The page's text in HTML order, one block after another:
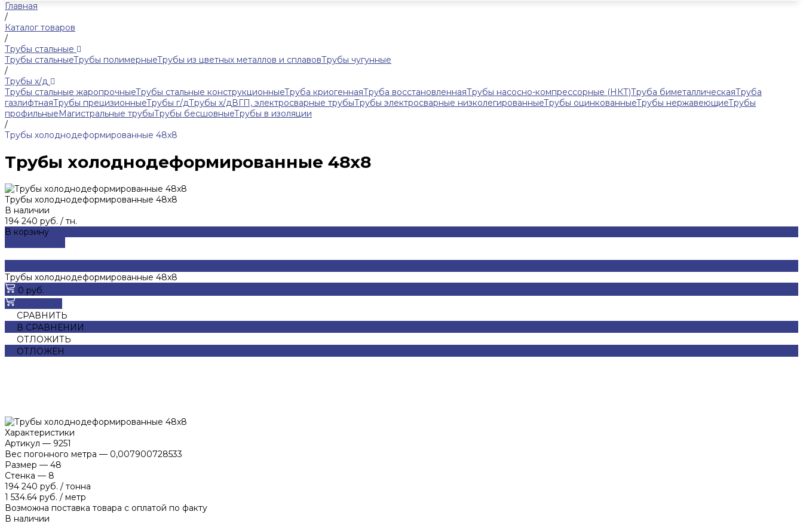
Главная
/
Каталог товаров
/
Трубы стальные
Трубы стальныеТрубы полимерныеТрубы из цветных металлов и сплавовТрубы чугунные
/
Трубы х/д
Трубы стальные жаропрочныеТрубы стальные конструкционныеТруба криогеннаяТруба восстановленнаяТрубы насосно-компрессорные (НКТ)Труба биметаллическаяТруба
газлифтнаяТрубы прецизионныеТрубы г/дТрубы х/дВГП, электросварные трубыТрубы электросварные низколегированныеТрубы оцинкованныеТрубы нержавеющиеТрубы
профильныеМагистральные трубыТрубы бесшовныеТрубы в изоляции
/
Трубы холоднодеформированные 48x8
Трубы холоднодеформированные 48x8
Трубы холоднодеформированные 48x8
В наличии
194 240 руб. / тн.
В корзину
Трубы холоднодеформированные 48x8
0 руб.
СРАВНИТЬ
В СРАВНЕНИИ
ОТЛОЖИТЬ
ОТЛОЖЕН
Характеристики
Артикул — 9251
Вес погонного метра — 0,007900728533
Размер — 48
Стенка — 8
194 240 руб. / тонна
1 534.64 руб. / метр
Возможна поставка товара с оплатой по факту
В наличии